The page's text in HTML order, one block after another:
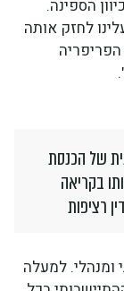
הספינה.
לחזק אותה
של הכנסת
בקריאה
רציפות
ומנהלי. למעלה